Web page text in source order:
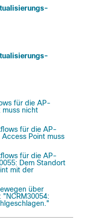
für die AP-
muss nicht
für die AP-
Point muss
für die AP-
Dem Standort
mit der
über